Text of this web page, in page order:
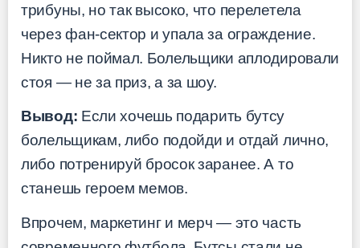
трибуны, но так высоко, что перелетела
через фан-сектор и упала за ограждение.
Никто не поймал. Болельщики аплодировали
стоя — не за приз, а за шоу.
Вывод: Если хочешь подарить бутсу
болельщикам, либо подойди и отдай лично,
либо потренируй бросок заранее. А то
станешь героем мемов.
Впрочем, маркетинг и мерч — это часть